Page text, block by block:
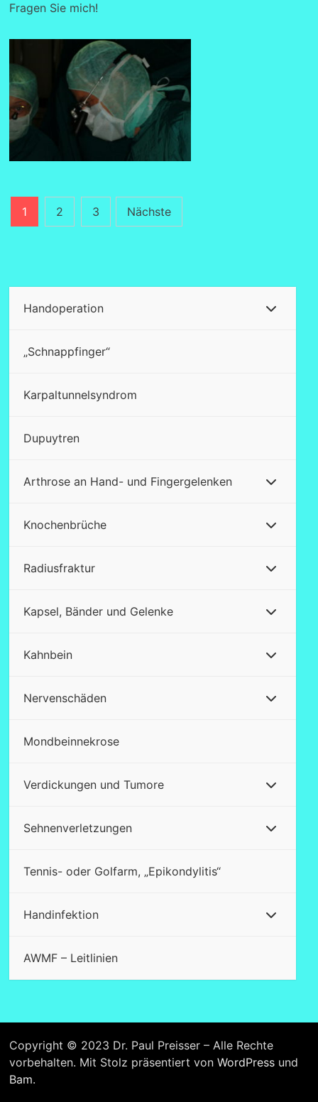
Fragen Sie mich!
Seitennummerierung
1 2 3 Nächste
Handoperation
„Schnappfinger“
Karpaltunnelsyndrom
Dupuytren
Arthrose an Hand- und Fingergelenken
Knochenbrüche
Radiusfraktur
Kapsel, Bänder und Gelenke
Kahnbein
Nervenschäden
Mondbeinnekrose
Verdickungen und Tumore
Sehnenverletzungen
Tennis- oder Golfarm, „Epikondylitis“
Handinfektion
AWMF – Leitlinien
Copyright © 2023 Dr. Paul Preisser – Alle Rechte
vorbehalten. Mit Stolz präsentiert von WordPressund
Bam.